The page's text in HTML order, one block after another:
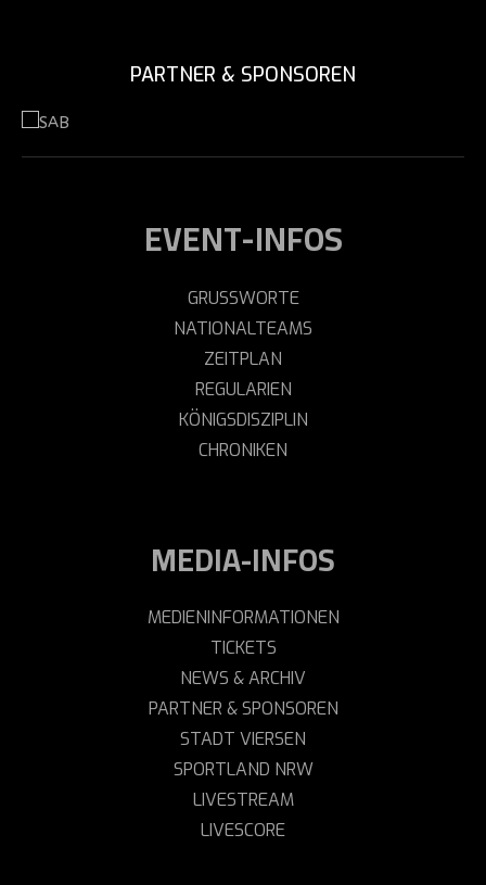
PARTNER & SPONSOREN
EVENT-INFOS
GRUSSWORTE
NATIONALTEAMS
ZEITPLAN
REGULARIEN
KÖNIGSDISZIPLIN
CHRONIKEN
MEDIA-INFOS
MEDIENINFORMATIONEN
TICKETS
NEWS & ARCHIV
PARTNER & SPONSOREN
STADT VIERSEN
SPORTLAND NRW
LIVESTREAM
LIVESCORE